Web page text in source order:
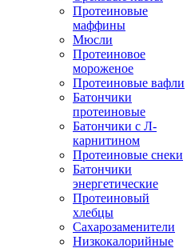
Протеиновые
маффины
Мюсли
Протеиновое
мороженое
Протеиновые вафли
Батончики
протеиновые
Батончики с Л-
карнитином
Протеиновые снеки
Батончики
энергетические
Протеиновый
хлебцы
Сахарозаменители
Низкокалорийные